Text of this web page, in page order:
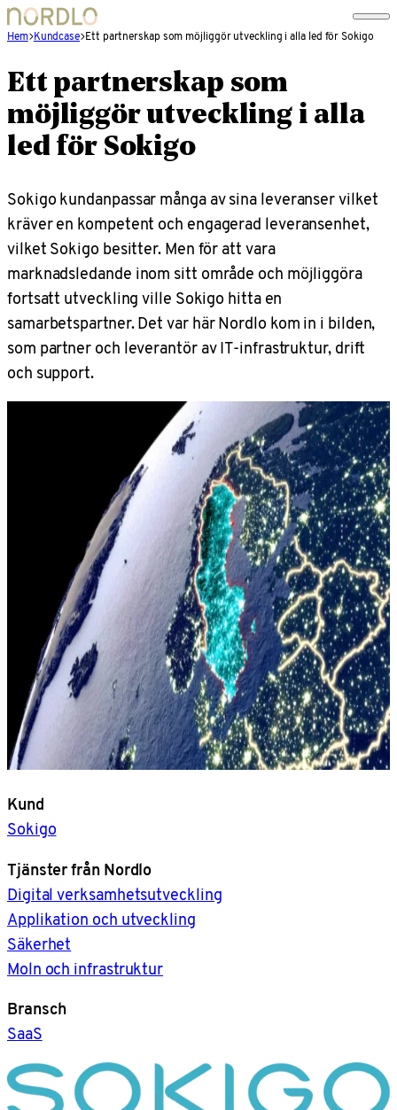
Hem Kundcase Ett partnerskap som möjliggör utveckling i alla led för Sokigo
Ett partnerskap som
möjliggör utveckling i alla
led för Sokigo
Sokigo kundanpassar många av sina leveranser vilket
kräver en kompetent och engagerad leveransenhet,
vilket Sokigo besitter. Men för att vara
marknadsledande inom sitt område och möjliggöra
fortsatt utveckling ville Sokigo hitta en
samarbetspartner. Det var här Nordlo kom in i bilden,
som partner och leverantör av IT-infrastruktur, drift
och support.
Kund
Sokigo
Tjänster från Nordlo
Digital verksamhetsutveckling
Applikation och utveckling
Säkerhet
Moln och infrastruktur
Bransch
SaaS